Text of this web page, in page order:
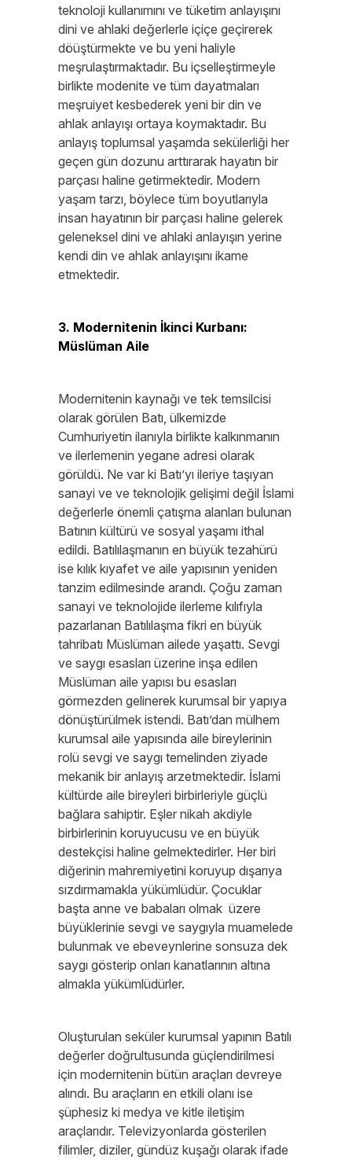
teknoloji kullanımını ve tüketim anlayışını
dini ve ahlaki değerlerle içiçe geçirerek
döüştürmekte ve bu yeni haliyle
meşrulaştırmaktadır. Bu içselleştirmeyle
birlikte modenite ve tüm dayatmaları
meşruiyet kesbederek yeni bir din ve
ahlak anlayışı ortaya koymaktadır. Bu
anlayış toplumsal yaşamda sekülerliği her
geçen gün dozunu arttırarak hayatın bir
parçası haline getirmektedir. Modern
yaşam tarzı, böylece tüm boyutlarıyla
insan hayatının bir parçası haline gelerek
geleneksel dini ve ahlaki anlayışın yerine
kendi din ve ahlak anlayışını ikame
etmektedir.
3. Modernitenin İkinci Kurbanı:
Müslüman Aile
Modernitenin kaynağı ve tek temsilcisi
olarak görülen Batı, ülkemizde
Cumhuriyetin ilanıyla birlikte kalkınmanın
ve ilerlemenin yegane adresi olarak
görüldü. Ne var ki Batı’yı ileriye taşıyan
sanayi ve ve teknolojik gelişimi değil İslami
değerlerle önemli çatışma alanları bulunan
Batının kültürü ve sosyal yaşamı ithal
edildi. Batılılaşmanın en büyük tezahürü
ise kılık kıyafet ve aile yapısının yeniden
tanzim edilmesinde arandı. Çoğu zaman
sanayi ve teknolojide ilerleme kılıfıyla
pazarlanan Batılılaşma fikri en büyük
tahribatı Müslüman ailede yaşattı. Sevgi
ve saygı esasları üzerine inşa edilen
Müslüman aile yapısı bu esasları
görmezden gelinerek kurumsal bir yapıya
dönüştürülmek istendi. Batı’dan mülhem
kurumsal aile yapısında aile bireylerinin
rolü sevgi ve saygı temelinden ziyade
mekanik bir anlayış arzetmektedir. İslami
kültürde aile bireyleri birbirleriyle güçlü
bağlara sahiptir. Eşler nikah akdiyle
birbirlerinin koruyucusu ve en büyük
destekçisi haline gelmektedirler. Her biri
diğerinin mahremiyetini koruyup dışarıya
sızdırmamakla yükümlüdür. Çocuklar
başta anne ve babaları olmak üzere
büyüklerinie sevgi ve saygıyla muamelede
bulunmak ve ebeveynlerine sonsuza dek
saygı gösterip onları kanatlarının altına
almakla yükümlüdürler.
Oluşturulan seküler kurumsal yapının Batılı
değerler doğrultusunda güçlendirilmesi
için modernitenin bütün araçları devreye
alındı. Bu araçların en etkili olanı ise
şüphesiz ki medya ve kitle iletişim
araçlarıdır. Televizyonlarda gösterilen
filimler, diziler, gündüz kuşağı olarak ifade